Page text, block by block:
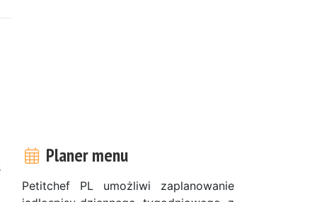
Planer menu
Petitchef PL umożliwi zaplanowanie